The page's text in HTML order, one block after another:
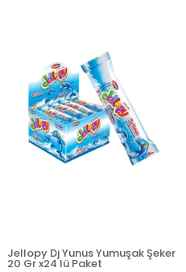
Jellopy Dj Yunus Yumuşak Şeker
20 Gr x24 lü Paket